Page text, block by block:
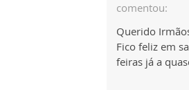
comentou:
Querido
Fico feliz em
feiras já a